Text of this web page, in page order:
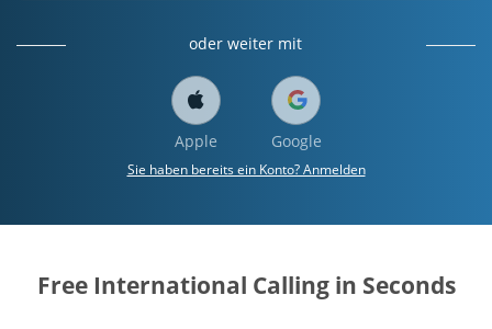
oder weiter mit
Apple Google
Sie haben bereits ein Konto? Anmelden
Free International Calling in Seconds